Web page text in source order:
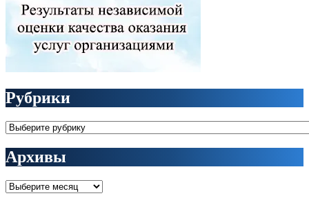
Рубрики
Рубрики
Архивы
Архивы